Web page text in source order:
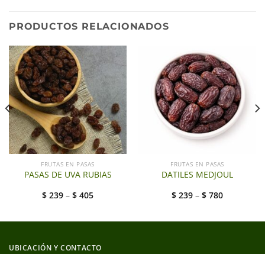
PRODUCTOS RELACIONADOS
FRUTAS EN PASAS
PASAS DE UVA RUBIAS
$ 239 – $ 405
FRUTAS EN PASAS
DATILES MEDJOUL
$ 239 – $ 780
UBICACIÓN Y CONTACTO